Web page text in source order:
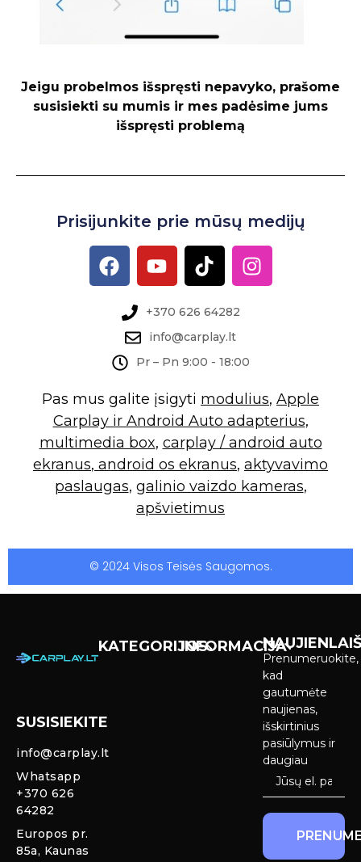
Jeigu probelmos išspręsti nepavyko, prašome
susisiekti su mumis ir mes padėsime jums
išspręsti problemą
Prisijunkite prie mūsų medijų
+370 626 64282
info@carplay.lt
Pr – Pn 9:00 - 18:00
Pas mus galite įsigyti modulius, Apple
Carplay ir Android Auto adapterius,
multimedia box, carplay / android auto
ekranus, android os ekranus, aktyvavimo
paslaugas, galinio vaizdo kameras,
apšvietimus
© 2024 Visos Teisės Saugomos.
SUSISIEKITE
info@carplay.lt
Whatsapp
+370 626
64282
Europos pr.
85a, Kaunas
KATEGORIJOS
galinio vaizdo
INFORMACIJA
Prenumeruokite,
kad
gautumėte
naujienas,
išskirtinius
pasiūlymus ir
daugiau